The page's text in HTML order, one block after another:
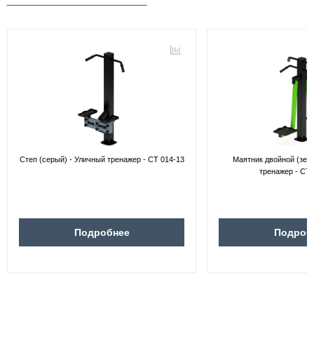
Степ (серый) - Уличный тренажер - СТ 014-13
Подробнее
Маятник двойной
тренажер - СТ